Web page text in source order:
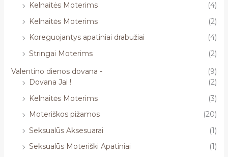
Kelnaitės Moterims
(4)
Kelnaitės Moterims
(2)
Koreguojantys apatiniai drabužiai
(4)
Stringai Moterims
(2)
Valentino dienos dovana -
(9)
Dovana Jai !
(2)
Kelnaitės Moterims
(3)
Moteriškos pižamos
(20)
Seksualūs Aksesuarai
(1)
Seksualūs Moteriški Apatiniai
(1)